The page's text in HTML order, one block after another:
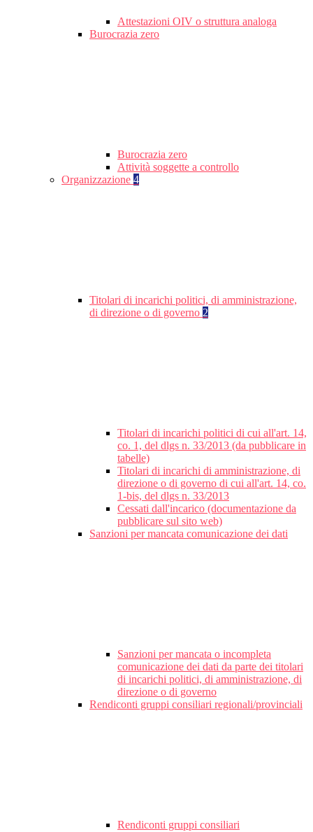
Attestazioni OIV o struttura analoga
Burocrazia zero
Burocrazia zero
Attività soggette a controllo
Organizzazione 4
Titolari di incarichi politici, di amministrazione,
di direzione o di governo 2
Titolari di incarichi politici di cui all'art. 14,
co. 1, del dlgs n. 33/2013 (da pubblicare in
tabelle)
Titolari di incarichi di amministrazione, di
direzione o di governo di cui all'art. 14, co.
1-bis, del dlgs n. 33/2013
Cessati dall'incarico (documentazione da
pubblicare sul sito web)
Sanzioni per mancata comunicazione dei dati
Sanzioni per mancata o incompleta
comunicazione dei dati da parte dei titolari
di incarichi politici, di amministrazione, di
direzione o di governo
Rendiconti gruppi consiliari regionali/provinciali
Rendiconti gruppi consiliari